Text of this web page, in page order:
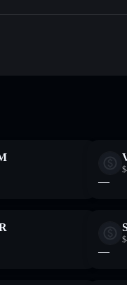
donde tú controla tus
—
—